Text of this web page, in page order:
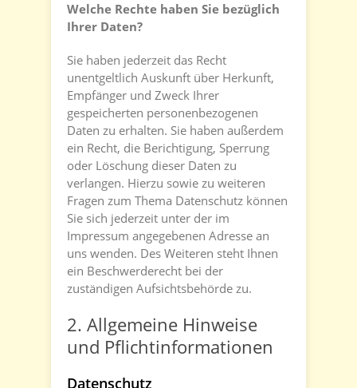
Welche Rechte haben Sie bezüglich
Ihrer Daten?
Sie haben jederzeit das Recht
unentgeltlich Auskunft über Herkunft,
Empfänger und Zweck Ihrer
gespeicherten personenbezogenen
Daten zu erhalten. Sie haben außerdem
ein Recht, die Berichtigung, Sperrung
oder Löschung dieser Daten zu
verlangen. Hierzu sowie zu weiteren
Fragen zum Thema Datenschutz können
Sie sich jederzeit unter der im
Impressum angegebenen Adresse an
uns wenden. Des Weiteren steht Ihnen
ein Beschwerderecht bei der
zuständigen Aufsichtsbehörde zu.
2. Allgemeine Hinweise
und Pflichtinformationen
Datenschutz